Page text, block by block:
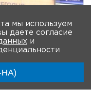
орфанных
мы используем
даете согласие
и